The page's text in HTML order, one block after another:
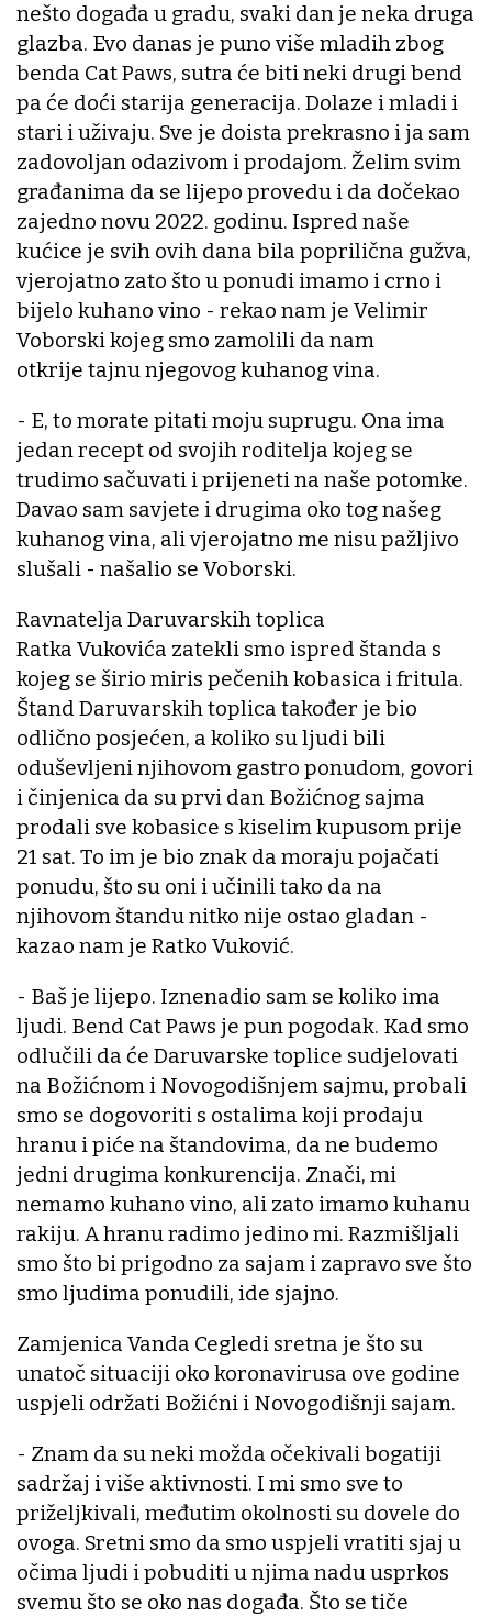
nešto događa u gradu, svaki dan je neka druga
glazba. Evo danas je puno više mladih zbog
benda Cat Paws, sutra će biti neki drugi bend
pa će doći starija generacija. Dolaze i mladi i
stari i uživaju. Sve je doista prekrasno i ja sam
zadovoljan odazivom i prodajom. Želim svim
građanima da se lijepo provedu i da dočekao
zajedno novu 2022. godinu. Ispred naše
kućice je svih ovih dana bila poprilična gužva,
vjerojatno zato što u ponudi imamo i crno i
bijelo kuhano vino - rekao nam je Velimir
Voborski kojeg smo zamolili da nam
otkrije tajnu njegovog kuhanog vina.
- E, to morate pitati moju suprugu. Ona ima
jedan recept od svojih roditelja kojeg se
trudimo sačuvati i prijeneti na naše potomke.
Davao sam savjete i drugima oko tog našeg
kuhanog vina, ali vjerojatno me nisu pažljivo
slušali - našalio se Voborski.
Ravnatelja Daruvarskih toplica
Ratka Vukovića zatekli smo ispred štanda s
kojeg se širio miris pečenih kobasica i fritula.
Štand Daruvarskih toplica također je bio
odlično posjećen, a koliko su ljudi bili
oduševljeni njihovom gastro ponudom, govori
i činjenica da su prvi dan Božićnog sajma
prodali sve kobasice s kiselim kupusom prije
21 sat. To im je bio znak da moraju pojačati
ponudu, što su oni i učinili tako da na
njihovom štandu nitko nije ostao gladan -
kazao nam je Ratko Vuković.
- Baš je lijepo. Iznenadio sam se koliko ima
ljudi. Bend Cat Paws je pun pogodak. Kad smo
odlučili da će Daruvarske toplice sudjelovati
na Božićnom i Novogodišnjem sajmu, probali
smo se dogovoriti s ostalima koji prodaju
hranu i piće na štandovima, da ne budemo
jedni drugima konkurencija. Znači, mi
nemamo kuhano vino, ali zato imamo kuhanu
rakiju. A hranu radimo jedino mi. Razmišljali
smo što bi prigodno za sajam i zapravo sve što
smo ljudima ponudili, ide sjajno.
Zamjenica Vanda Cegledi sretna je što su
unatoč situaciji oko koronavirusa ove godine
uspjeli održati Božićni i Novogodišnji sajam.
- Znam da su neki možda očekivali bogatiji
sadržaj i više aktivnosti. I mi smo sve to
priželjkivali, međutim okolnosti su dovele do
ovoga. Sretni smo da smo uspjeli vratiti sjaj u
očima ljudi i pobuditi u njima nadu usprkos
svemu što se oko nas događa. Što se tiče